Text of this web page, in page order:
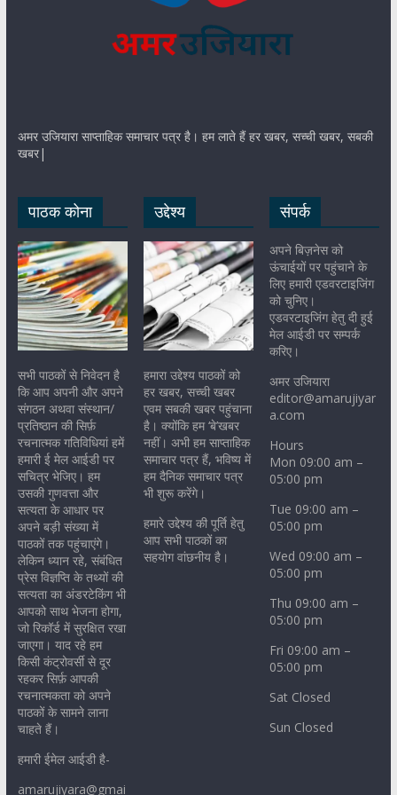
अमर उजियारा साप्ताहिक समाचार पत्र है। हम लाते हैं हर खबर, सच्ची खबर, सबकी
खबर|
पाठक कोना
सभी पाठकों से निवेदन है
कि आप अपनी और अपने
संगठन अथवा संस्थान/
प्रतिष्ठान की सिर्फ़
रचनात्मक गतिविधियां हमें
हमारी ई मेल आईडी पर
सचित्र भेजिए। हम
उसकी गुणवत्ता और
सत्यता के आधार पर
अपने बड़ी संख्या में
पाठकों तक पहुंचाएंगे।
लेकिन ध्यान रहे, संबंधित
प्रेस विज्ञप्ति के तथ्यों की
सत्यता का अंडरटेकिंग भी
आपको साथ भेजना होगा,
जो रिकॉर्ड में सुरक्षित रखा
जाएगा। याद रहे हम
किसी कंट्रोवर्सी से दूर
रहकर सिर्फ़ आपकी
रचनात्मकता को अपने
पाठकों के सामने लाना
चाहते हैं।
हमारी ईमेल आईडी है-
amarujiyara@gmai
उद्देश्य
हमारा उद्देश्य पाठकों को
हर खबर, सच्ची खबर
एवम सबकी खबर पहुंचाना
है। क्योंकि हम ‘बे’खबर
नहीं। अभी हम साप्ताहिक
समाचार पत्र हैं, भविष्य में
हम दैनिक समाचार पत्र
भी शुरू करेंगे।
हमारे उद्देश्य की पूर्ति हेतु
आप सभी पाठकों का
सहयोग वांछनीय है।
संपर्क
अपने बिज़नेस को
ऊंचाईयों पर पहुंचाने के
लिए हमारी एडवरटाइजिंग
को चुनिए।
एडवरटाइजिंग हेतु दी हुई
मेल आईडी पर सम्पर्क
करिए।
अमर उजियारा
editor@amarujiyar
a.com
Hours
Mon 09:00 am –
05:00 pm
Tue 09:00 am –
05:00 pm
Wed 09:00 am –
05:00 pm
Thu 09:00 am –
05:00 pm
Fri 09:00 am –
05:00 pm
Sat Closed
Sun Closed